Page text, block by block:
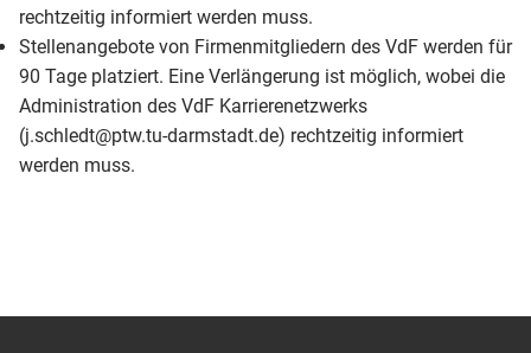
rechtzeitig informiert werden muss.
Stellenangebote von Firmenmitgliedern des VdF werden für
90 Tage platziert. Eine Verlängerung ist möglich, wobei die
Administration des VdF Karrierenetzwerks
(j.schledt@ptw.tu-darmstadt.de) rechtzeitig informiert
werden muss.